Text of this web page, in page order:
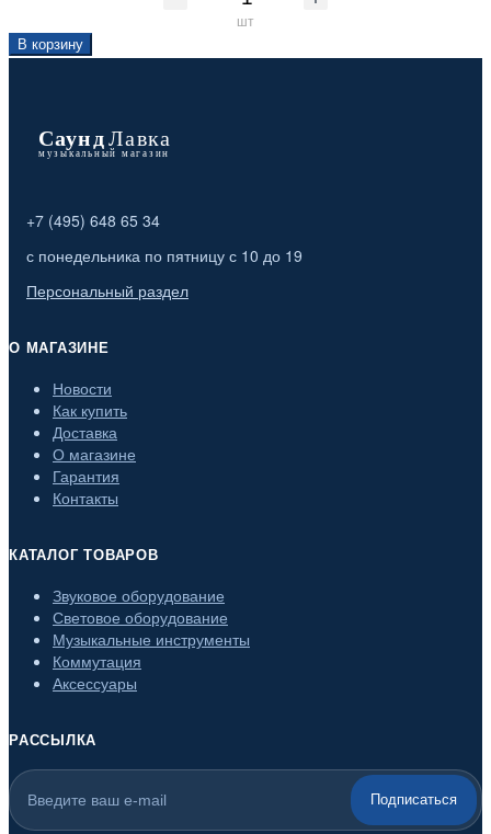
шт
В корзину
+7 (495) 648 65 34
с понедельника по пятницу с 10 до 19
Персональный раздел
О МАГАЗИНЕ
Новости
Как купить
Доставка
О магазине
Гарантия
Контакты
КАТАЛОГ ТОВАРОВ
Звуковое оборудование
Световое оборудование
Музыкальные инструменты
Коммутация
Аксессуары
РАССЫЛКА
Подписаться